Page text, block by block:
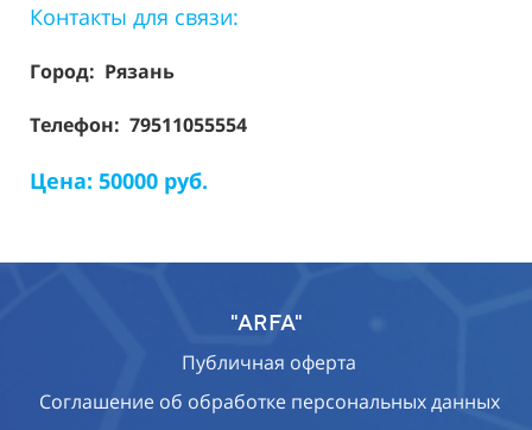
Контакты для связи:
Город: Рязань
Телефон: 79511055554
Цена: 50000 руб.
"ARFA"
Публичная оферта
Соглашение об обработке персональных данных